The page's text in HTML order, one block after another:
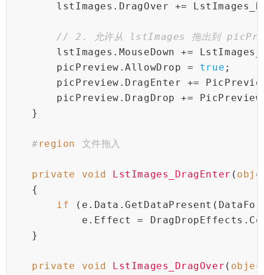
lstImages.DragOver +=
// 2. 允许从 lstImages 拖出到
lstImages.MouseDown +=
picPreview.AllowDrop = true ;
picPreview.DragEnter +=
picPreview.DragDrop +=
}
#region 文件拖入
private void LstImages_DragEnter (
{
if
e.Effect =
}
private void LstImages_DragOver (